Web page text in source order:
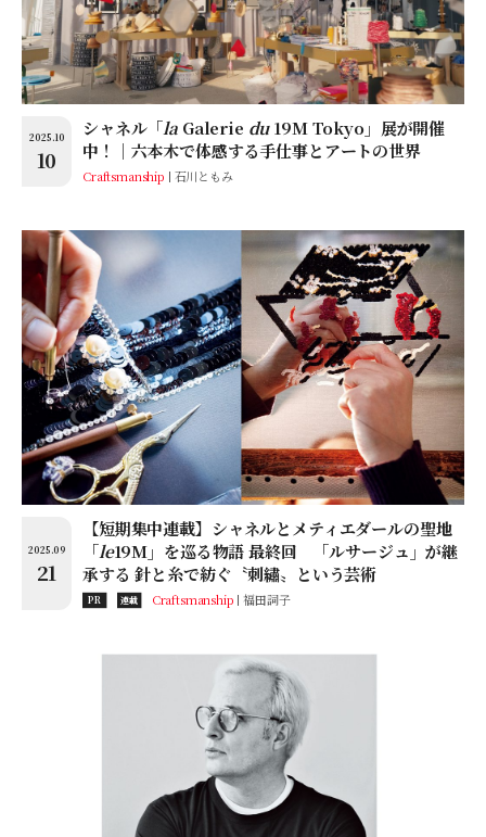
2025.10
10
シャネル「laGalerie du19M Tokyo」展が開催
中！｜六本木で体感する手仕事とアートの世界
Craftsmanship 石川ともみ
2025.09
21
【短期集中連載】シャネルとメティエダールの聖地
「le19M」を巡る物語 最終回 「ルサージュ」が継
承する 針と糸で紡ぐ〝刺繡〟という芸術
PR 連載 Craftsmanship 福田詞子